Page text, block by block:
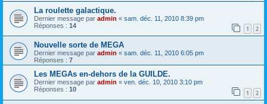
La roulette galactique.
Dernier message par admin « sam. déc. 11, 2010 8:39 pm
Réponses : 14 1 2
Nouvelle sorte de MEGA
Dernier message par admin « sam. déc. 11, 2010 6:05 pm
Réponses : 7
Les MEGAs en-dehors de la GUILDE.
Dernier message par admin « ven. déc. 10, 2010 3:10 pm
Réponses : 10 1 2